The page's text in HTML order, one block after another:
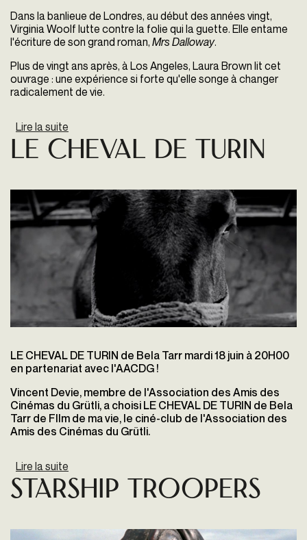
Dans la banlieue de Londres, au début des années vingt,
Virginia Woolf lutte contre la folie qui la guette. Elle entame
l'écriture de son grand roman, Mrs Dalloway.
Plus de vingt ans après, à Los Angeles, Laura Brown lit cet
ouvrage : une expérience si forte qu'elle songe à changer
radicalement de vie.
Lire la suite
LE CHEVAL DE TURIN
LE CHEVAL DE TURIN de Bela Tarr mardi 18 juin à 20H00
en partenariat avec l'AACDG !
Vincent Devie, membre de l'Association des Amis des
Cinémas du Grütli, a choisi LE CHEVAL DE TURIN de Bela
Tarr de FIlm de ma vie, le ciné-club de l'Association des
Amis des Cinémas du Grütli.
Lire la suite
Starship Troopers